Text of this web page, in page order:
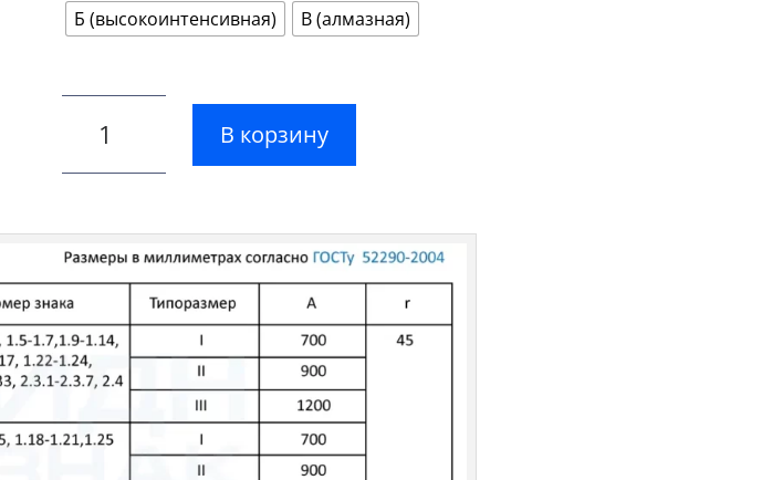
Б (высокоинтенсивная)
В (алмазная)
В корзину